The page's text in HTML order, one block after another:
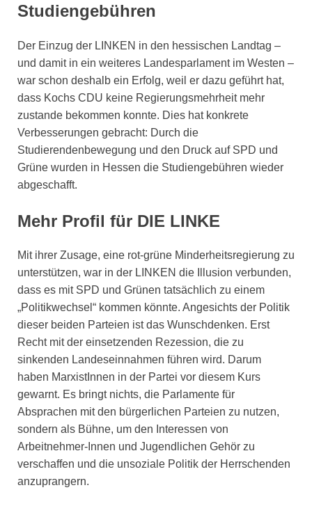
Studiengebühren
Der Einzug der LINKEN in den hessischen Landtag –
und damit in ein weiteres Landesparlament im Westen –
war schon deshalb ein Erfolg, weil er dazu geführt hat,
dass Kochs CDU keine Regierungsmehrheit mehr
zustande bekommen konnte. Dies hat konkrete
Verbesserungen gebracht: Durch die
Studierendenbewegung und den Druck auf SPD und
Grüne wurden in Hessen die Studiengebühren wieder
abgeschafft.
Mehr Profil für DIE LINKE
Mit ihrer Zusage, eine rot-grüne Minderheitsregierung zu
unterstützen, war in der LINKEN die Illusion verbunden,
dass es mit SPD und Grünen tatsächlich zu einem
„Politikwechsel“ kommen könnte. Angesichts der Politik
dieser beiden Parteien ist das Wunschdenken. Erst
Recht mit der einsetzenden Rezession, die zu
sinkenden Landeseinnahmen führen wird. Darum
haben MarxistInnen in der Partei vor diesem Kurs
gewarnt. Es bringt nichts, die Parlamente für
Absprachen mit den bürgerlichen Parteien zu nutzen,
sondern als Bühne, um den Interessen von
Arbeitnehmer-Innen und Jugendlichen Gehör zu
verschaffen und die unsoziale Politik der Herrschenden
anzuprangern.